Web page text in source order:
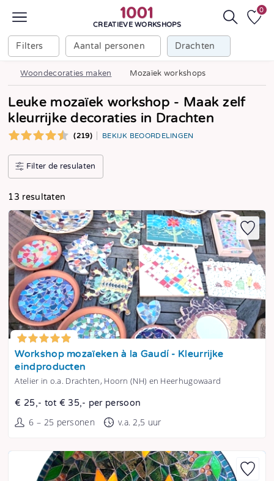
CREATIEVE WORKSHOPS
Filters Aantal personen Drachten
0
Woondecoraties maken Mozaïek workshops
Leuke mozaïek workshop - Maak zelf
kleurrijke decoraties in Drachten
(219) BEKIJK BEOORDELINGEN
Filter de resulaten
13 resultaten
Tonen
Workshop mozaïeken à la Gaudí - Kleurrijke
eindproducten
Atelier in o.a. Drachten, Hoorn (NH) en Heerhugowaard
€ 25,- tot € 35,- per persoon
6 – 25 personen v.a. 2,5 uur